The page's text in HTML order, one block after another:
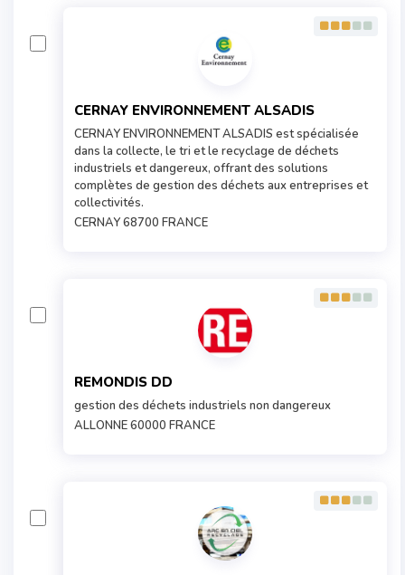
CERNAY ENVIRONNEMENT ALSADIS
CERNAY ENVIRONNEMENT ALSADIS est spécialisée
dans la collecte, le tri et le recyclage de déchets
industriels et dangereux, offrant des solutions
complètes de gestion des déchets aux entreprises et
collectivités.
CERNAY 68700 FRANCE
REMONDIS DD
gestion des déchets industriels non dangereux
ALLONNE 60000 FRANCE